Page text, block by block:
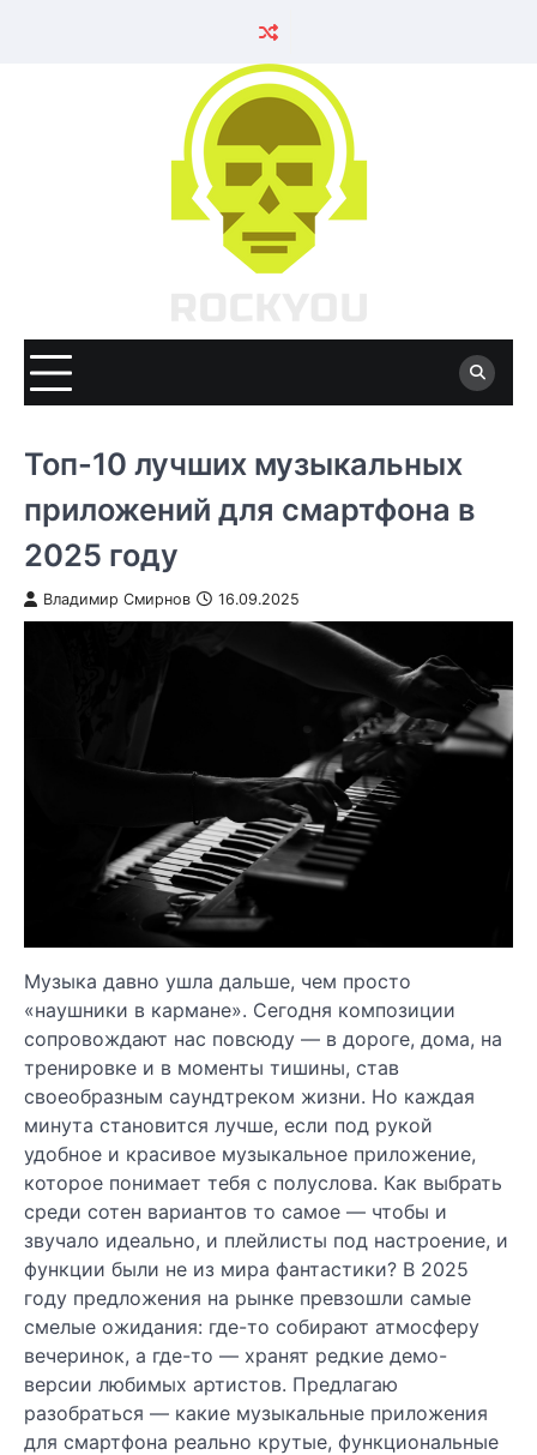
Топ-10 лучших музыкальных
приложений для смартфона в
2025 году
Владимир Смирнов 16.09.2025
Музыка давно ушла дальше, чем просто
«наушники в кармане». Сегодня композиции
сопровождают нас повсюду — в дороге, дома, на
тренировке и в моменты тишины, став
своеобразным саундтреком жизни. Но каждая
минута становится лучше, если под рукой
удобное и красивое музыкальное приложение,
которое понимает тебя с полуслова. Как выбрать
среди сотен вариантов то самое — чтобы и
звучало идеально, и плейлисты под настроение, и
функции были не из мира фантастики? В 2025
году предложения на рынке превзошли самые
смелые ожидания: где-то собирают атмосферу
вечеринок, а где-то — хранят редкие демо-
версии любимых артистов. Предлагаю
разобраться — какие музыкальные приложения
для смартфона реально крутые, функциональные